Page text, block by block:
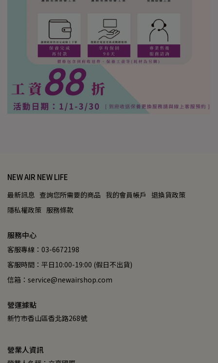
NEW AIR NEW LIFE
最新訊息 查詢您所需要的商品 我的會員帳戶
退換貨政策
隱私權政策 服務條款
服務中心
客服專線：03-6672198
客服時間：平日10:00-19:00 (假日不出貨)
信箱：service@newairshop.com
營運據點
新竹市香山區香北路268號
營業人資訊